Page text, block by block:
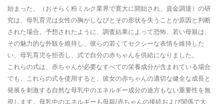
始まった、（おそらく粉ミルク業界で寛大に開始され、資金調達）の研
究は、母乳育児は女性の胸がしなびとその形状を失うことが原因と判断
された場合。予想されたように、調査結果によって恐怖、若い母親は、
その魅力的な外観を維持し、彼らの若くてセクシーな表情を維持した
い、母乳育児を拒否し、式で自分の赤ちゃんを供給になりました。
これらの式は、赤ちゃんが必要なすべての栄養成分が含まれている場合
でも、これらの式を使用すると、彼女の赤ちゃんの適切な健全な成長と
発展を刺激する自然な母乳中のエネルギー成分の途方もない重要性を無
視します。母乳中のエネルギーも母親/赤ちゃんの接続および関係で大